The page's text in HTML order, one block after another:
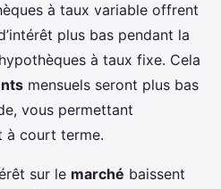
à taux variable offrent
plus bas pendant la
à taux fixe. Cela
mensuels seront plus bas
vous permettant
à court terme.
sur le marché baissent